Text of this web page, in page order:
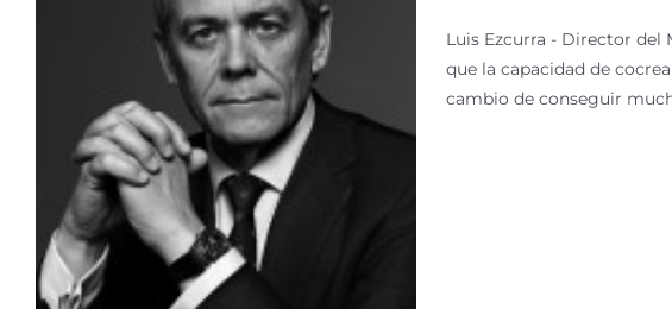
Luis Ezcurra - Director del
que la capacidad de
cambio de conseguir